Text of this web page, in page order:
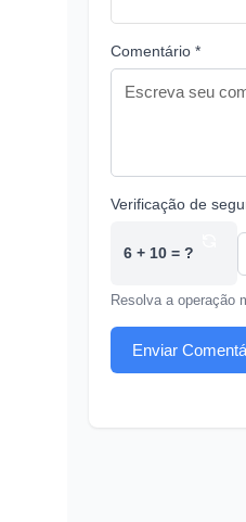
Comentário *
Verificação de
6 + 10 = ?
Resolva a operação
Enviar